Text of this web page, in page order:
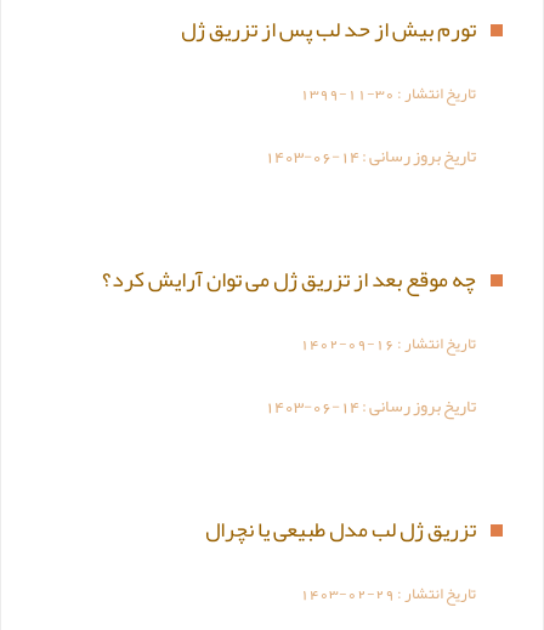
تورم بیش از حد لب پس از تزریق ژل
تاریخ انتشار :1399-11-30
تاریخ بروز رسانی :1403-06-14
چه موقع بعد از تزریق ژل می توان آرایش کرد؟
تاریخ انتشار :1402-09-16
تاریخ بروز رسانی :1403-06-14
تزریق ژل لب مدل طبیعی یا نچرال
تاریخ انتشار :1403-02-29